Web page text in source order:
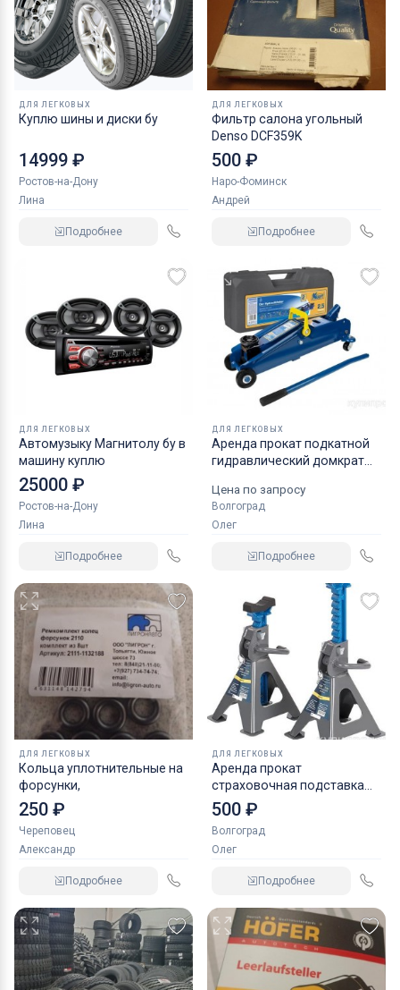
ДЛЯ ЛЕГКОВЫХ
Куплю шины и диски бу
14999 ₽
Ростов-на-Дону
Лина
Подробнее
ДЛЯ ЛЕГКОВЫХ
Фильтр салона угольный
Denso DCF359K
500 ₽
Наро-Фоминск
Андрей
Подробнее
ДЛЯ ЛЕГКОВЫХ
Автомузыку Магнитолу бу в
машину куплю
25000 ₽
Ростов-на-Дону
Лина
Подробнее
ДЛЯ ЛЕГКОВЫХ
Аренда прокат подкатной
гидравлический домкрат
Цена по запросу
Волгоград
Олег
Подробнее
ДЛЯ ЛЕГКОВЫХ
Кольца уплотнительные на
форсунки,
250 ₽
Череповец
Александр
Подробнее
ДЛЯ ЛЕГКОВЫХ
Аренда прокат
страховочная подставка
NORDBERG 2 т
500 ₽
Волгоград
Олег
Подробнее